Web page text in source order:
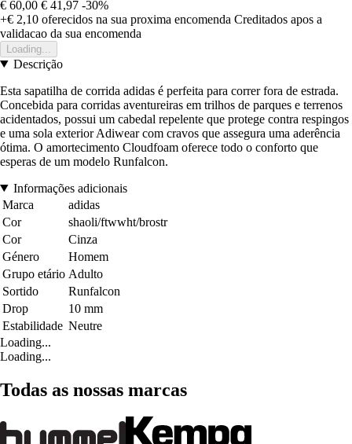
€ 60,00 € 41,97 -30%
+€ 2,10 oferecidos na sua proxima encomenda Creditados apos a
validacao da sua encomenda
Loading...
Descrição
Esta sapatilha de corrida adidas é perfeita para correr fora de estrada.
Concebida para corridas aventureiras em trilhos de parques e terrenos
acidentados, possui um cabedal repelente que protege contra respingos
e uma sola exterior Adiwear com cravos que assegura uma aderência
ótima. O amortecimento Cloudfoam oferece todo o conforto que
esperas de um modelo Runfalcon.
Informações adicionais
Marca
adidas
Cor
shaoli/ftwwht/brostr
Cor
Cinza
Género
Homem
Grupo etário Adulto
Sortido
Runfalcon
Drop
10 mm
Estabilidade Neutre
Loading...
Loading...
Todas as nossas marcas